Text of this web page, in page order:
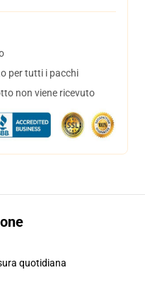
per tutti i pacchi
non viene ricevuto
quotidiana